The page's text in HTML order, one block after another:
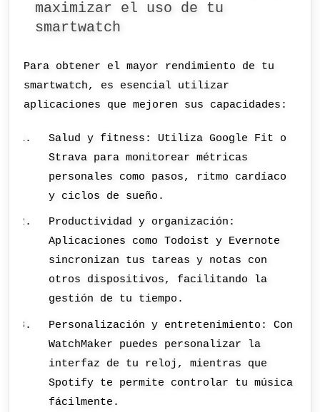
maximizar el uso de tu
smartwatch
Para obtener el mayor rendimiento de tu
smartwatch, es esencial utilizar
aplicaciones que mejoren sus capacidades:
Salud y fitness: Utiliza Google Fit o
Strava para monitorear métricas
personales como pasos, ritmo cardíaco
y ciclos de sueño.
Productividad y organización:
Aplicaciones como Todoist y Evernote
sincronizan tus tareas y notas con
otros dispositivos, facilitando la
gestión de tu tiempo.
Personalización y entretenimiento: Con
WatchMaker puedes personalizar la
interfaz de tu reloj, mientras que
Spotify te permite controlar tu música
fácilmente.